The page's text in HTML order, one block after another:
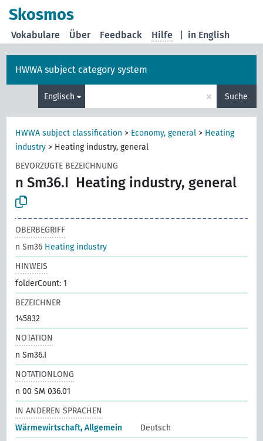
Skosmos
in English
Vokabulare Über Feedback Hilfe
HWWA subject category system
Englisch × Suche
HWWA subject classification > Economy, general > Heating
industry > Heating industry, general
BEVORZUGTE BEZEICHNUNG
n Sm36.I Heating industry, general
OBERBEGRIFF
n Sm36 Heating industry
HINWEIS
folderCount: 1
BEZEICHNER
145832
NOTATION
n Sm36.I
NOTATIONLONG
n 00 SM 036.01
IN ANDEREN SPRACHEN
Wärmewirtschaft, Allgemein
Deutsch